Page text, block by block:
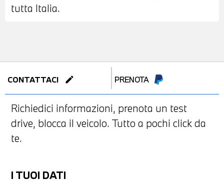
tutta Italia.
CONTATTACI edit PRENOTA
Richiedici informazioni, prenota un test
drive, blocca il veicolo. Tutto a pochi click da
te.
I TUOI DATI